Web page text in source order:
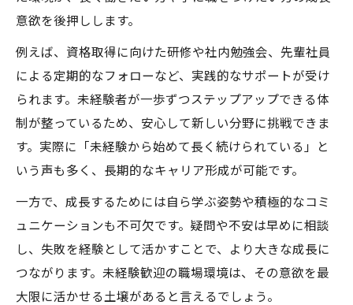
意欲を後押しします。
例えば、資格取得に向けた研修や社内勉強会、先輩社員
による定期的なフォローなど、実践的なサポートが受け
られます。未経験者が一歩ずつステップアップできる体
制が整っているため、安心して新しい分野に挑戦できま
す。実際に「未経験から始めて長く続けられている」と
いう声も多く、長期的なキャリア形成が可能です。
一方で、成長するためには自ら学ぶ姿勢や積極的なコミ
ュニケーションも不可欠です。疑問や不安は早めに相談
し、失敗を経験として活かすことで、より大きな成長に
つながります。未経験歓迎の職場環境は、その意欲を最
大限に活かせる土壌があると言えるでしょう。